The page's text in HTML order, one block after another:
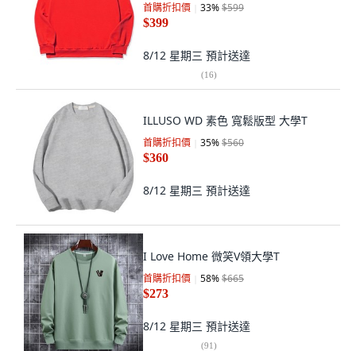
首購折扣價 33%$599
$399
8/12 星期三 預計送達
(16)
ILLUSO WD 素色 寬鬆版型 大學T
首購折扣價 35%$560
$360
8/12 星期三 預計送達
I Love Home 微笑V領大學T
首購折扣價 58%$665
$273
8/12 星期三 預計送達
(91)